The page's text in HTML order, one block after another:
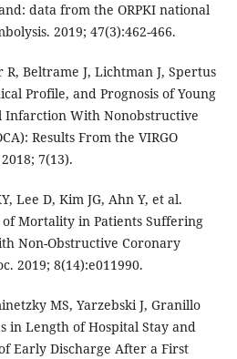
data from the ORPKI national
2019; 47(3):462-466.
R, Beltrame J, Lichtman J, Spertus
Profile, and Prognosis of Young
Infarction With Nonobstructive
Results From the VIRGO
7(13).
Lee D, Kim JG, Ahn Y, et al.
Mortality in Patients Suffering
Non-Obstructive Coronary
2019; 8(14):e011990.
MS, Yarzebski J, Granillo
in Length of Hospital Stay and
Early Discharge After a First